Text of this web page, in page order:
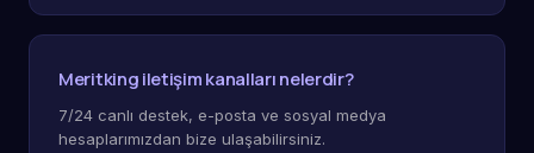
Meritking iletişim kanalları nelerdir?
7/24 canlı destek, e-posta ve sosyal medya
hesaplarımızdan bize ulaşabilirsiniz.